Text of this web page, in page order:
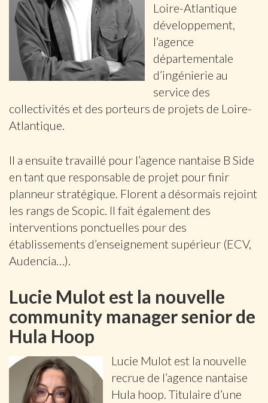
Loire-Atlantique
développement,
l’agence
départementale
d’ingénierie au
service des
collectivités et des porteurs de projets de Loire-
Atlantique.
Il a ensuite travaillé pour l’agence nantaise B Side
en tant que responsable de projet pour finir
planneur stratégique. Florent a désormais rejoint
les rangs de Scopic. Il fait également des
interventions ponctuelles pour des
établissements d’enseignement supérieur (ECV,
Audencia…).
Lucie Mulot est la nouvelle
community manager senior de
Hula Hoop
Lucie Mulot est la nouvelle
recrue de l’agence nantaise
Hula hoop. Titulaire d’une